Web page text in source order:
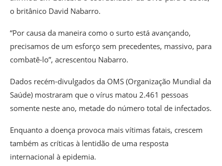
o britânico David Nabarro.
“Por causa da maneira como o surto está avançando,
precisamos de um esforço sem precedentes, massivo, para
combatê-lo”, acrescentou Nabarro.
Dados recém-divulgados da OMS (Organização Mundial da
Saúde) mostraram que o vírus matou 2.461 pessoas
somente neste ano, metade do número total de infectados.
Enquanto a doença provoca mais vítimas fatais, crescem
também as críticas à lentidão de uma resposta
internacional à epidemia.